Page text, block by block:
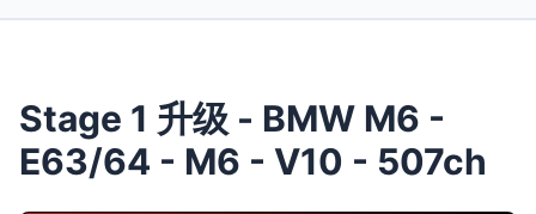
Stage 1 升级 - BMW M6 -
E63/64 - M6 - V10 - 507ch